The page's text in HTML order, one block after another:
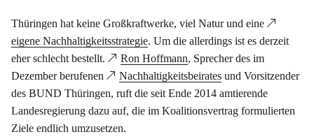
Thüringen hat keine Großkraftwerke, viel Natur und eine
eigene Nachhaltigkeitsstrategie. Um die allerdings ist es derzeit
eher schlecht bestellt.
Ron Hoffmann, Sprecher des im
Dezember berufenen
Nachhaltigkeitsbeirates und Vorsitzender
des BUND Thüringen, ruft die seit Ende 2014 amtierende
Landesregierung dazu auf, die im Koalitionsvertrag formulierten
Ziele endlich umzusetzen.